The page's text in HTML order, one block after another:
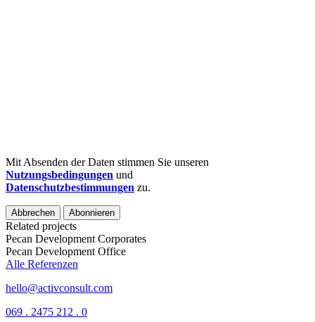
Mit Absenden der Daten stimmen Sie unseren
Nutzungsbedingungen und
Datenschutzbestimmungen zu.
Abbrechen Abonnieren
Related projects
Pecan Development Corporates
Pecan Development Office
Alle Referenzen
hello@activconsult.com
069 . 2475 212 . 0